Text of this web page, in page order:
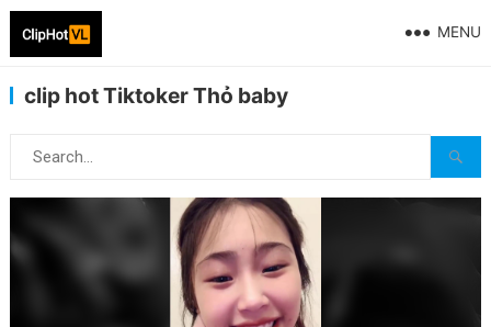
MENU
clip hot Tiktoker Thỏ baby